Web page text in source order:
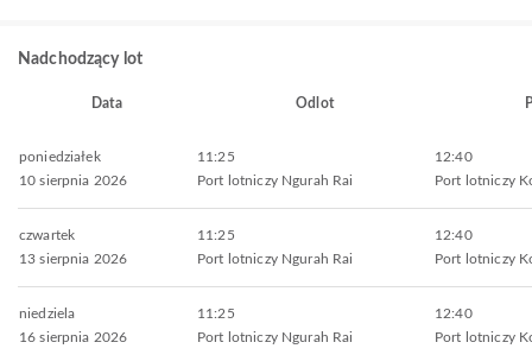
Nadchodzący lot
Data Odlot
poniedziałek
10 sierpnia 2026
11:25
Port lotniczy Ngurah Rai
12:40
Port lotniczy
czwartek
13 sierpnia 2026
11:25
Port lotniczy Ngurah Rai
12:40
Port lotniczy
niedziela
16 sierpnia 2026
11:25
Port lotniczy Ngurah Rai
12:40
Port lotniczy